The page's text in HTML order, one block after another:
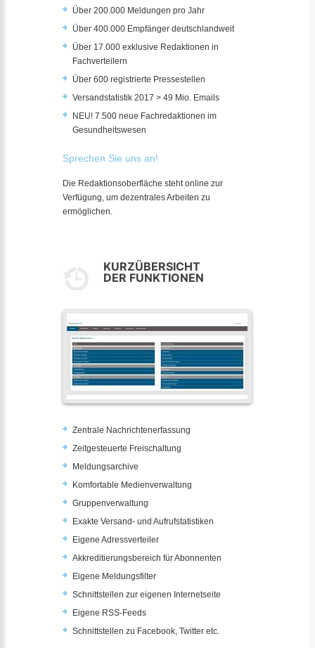
Über 200.000 Meldungen pro Jahr
Über 400.000 Empfänger deutschlandweit
Über 17.000 exklusive Redaktionen in
Fachverteilern
Über 600 registrierte Pressestellen
Versandstatistik 2017 > 49 Mio. Emails
NEU! 7.500 neue Fachredaktionen im
Gesundheitswesen
Sprechen Sie uns an!
Die Redaktionsoberfläche steht online zur
Verfügung, um dezentrales Arbeiten zu
ermöglichen.
KURZÜBERSICHT
DER FUNKTIONEN
Zentrale Nachrichtenerfassung
Zeitgesteuerte Freischaltung
Meldungsarchive
Komfortable Medienverwaltung
Gruppenverwaltung
Exakte Versand- und Aufrufstatistiken
Eigene Adressverteiler
Akkreditierungsbereich für Abonnenten
Eigene Meldungsfilter
Schnittstellen zur eigenen Internetseite
Eigene RSS-Feeds
Schnittstellen zu Facebook, Twitter etc.